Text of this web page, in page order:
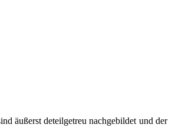
äußerst deteilgetreu nachgebildet und der